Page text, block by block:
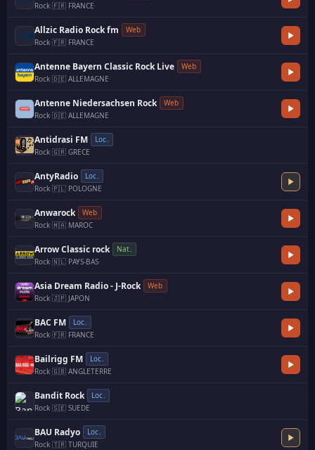
Rock·🇫🇷 FRANCE·
Allzic Radio Rock fm
Web
Rock·🇫🇷 FRANCE·
Antenne Bayern Classic Rock Live
Web
Rock·🇩🇪 ALLEMAGNE·
Antenne Niedersachsen Rock
Web
Rock·🇩🇪 ALLEMAGNE
Antidrasi FM
Loc.
Rock·🇬🇷 GRECE·
AntyRadio
Loc.
Rock·🇵🇱 POLOGNE·
Anwarock
Web
Rock·🇲🇦 MAROC
Arrow Classic rock
Nat.
Rock·🇳🇱 PAYS-BAS·
Asia Dream Radio - J-Rock
Web
Rock·🇯🇵 JAPON
BAC FM
Loc.
Rock·🇫🇷 FRANCE·
Bailrigg FM
Loc.
Rock·🇬🇧 ANGLETERRE
Bandit Rock
Loc.
Rock·🇸🇪 SUEDE·
BAU Radyo
Loc.
Rock·🇹🇷 TURQUIE